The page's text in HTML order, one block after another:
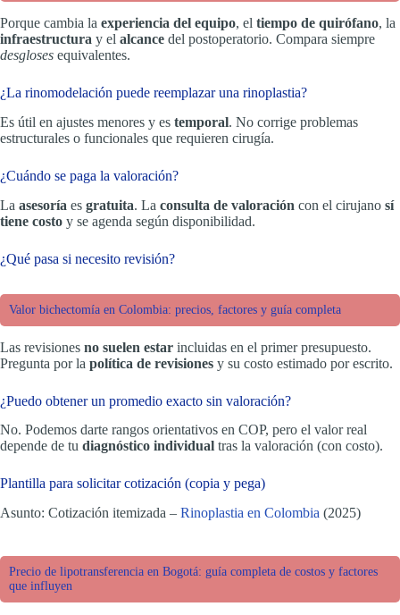
Porque cambia la experiencia del equipo, el tiempo de quirófano, la
infraestructura y el alcance del postoperatorio. Compara siempre
desgloses equivalentes.
¿La rinomodelación puede reemplazar una rinoplastia?
Es útil en ajustes menores y es temporal. No corrige problemas
estructurales o funcionales que requieren cirugía.
¿Cuándo se paga la valoración?
La asesoría es gratuita. La consulta de valoración con el cirujano sí
tiene costo y se agenda según disponibilidad.
¿Qué pasa si necesito revisión?
Valor bichectomía en Colombia: precios, factores y guía completa
Las revisiones no suelen estar incluidas en el primer presupuesto.
Pregunta por la política de revisiones y su costo estimado por escrito.
¿Puedo obtener un promedio exacto sin valoración?
No. Podemos darte rangos orientativos en COP, pero el valor real
depende de tu diagnóstico individual tras la valoración (con costo).
Plantilla para solicitar cotización (copia y pega)
Asunto: Cotización itemizada – Rinoplastia en Colombia (2025)
Precio de lipotransferencia en Bogotá: guía completa de costos y factores
que influyen